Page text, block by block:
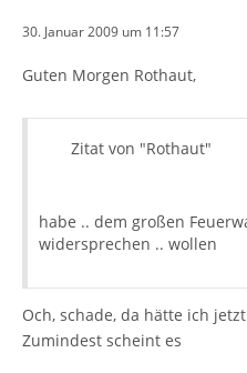
30. Januar 2009 um 11:57
Guten Morgen Rothaut,
Zitat von "Rothaut"
habe .. dem großen
widersprechen .. wollen
Och, schade, da hätte ich
Zumindest scheint es